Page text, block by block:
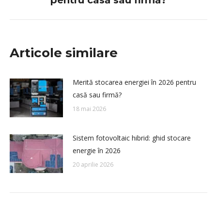
post:
Articole similare
Merită stocarea energiei în 2026 pentru
casă sau firmă?
18 mai 2026
Sistem fotovoltaic hibrid: ghid stocare
energie în 2026
20 aprilie 2026